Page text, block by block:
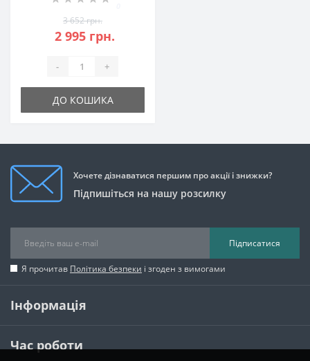
3 652 грн.
2 995 грн.
- +
ДО КОШИКА
Хочете дізнаватися першим про акції і знижки?
Підпишіться на нашу розсилку
Підписатися
Я прочитав Політика безпеки і згоден з вимогами
Інформація
Час роботи